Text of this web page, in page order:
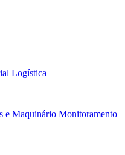
Logística
e Maquinário Monitoramento